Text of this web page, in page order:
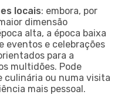
locais: embora, por
dimensão
alta, a época baixa
eventos e celebrações
para a
multidões. Pode
culinária ou numa visita
mais pessoal.